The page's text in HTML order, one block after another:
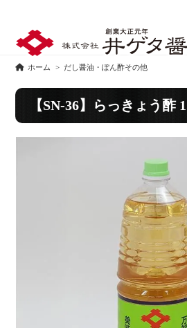
ホーム >だし醤油・ぽん酢その他
【SN-36】らっきょう酢